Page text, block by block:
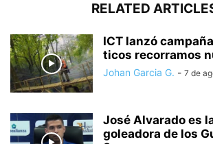
RELATED
ICT lanzó
ticos recorramos
Johan Garcia G. - 7 de
José Alvarado es
goleadora de los